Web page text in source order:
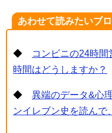
あわせて読みたいブ
◆
コンビニの24時
時間はどうしますか？
◆ 異端のデータ&心
ンイレブン史を読んで